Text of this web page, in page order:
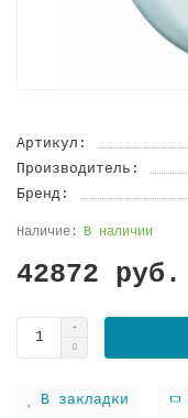
Артикул:
Производитель:
Бренд:
В наличии
42872 руб.
В закладки